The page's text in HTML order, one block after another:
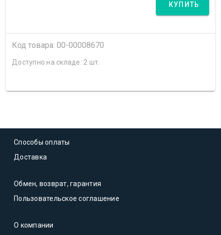
КУПИТЬ
Код товара: 00-00008670
Доступно на складе: 2 шт.
Способы оплаты
Доставка
Обмен, возврат, гарантия
Пользовательское соглашение
О компании